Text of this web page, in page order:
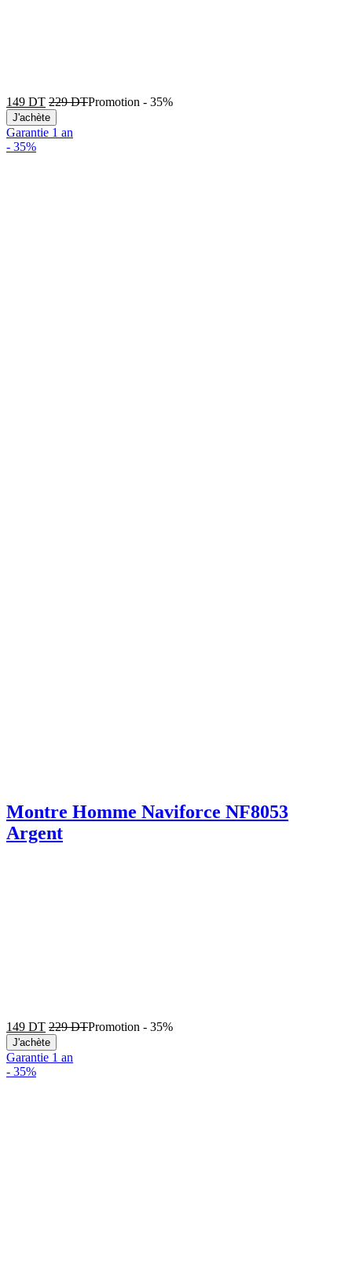
149 DT 229DTPromotion - 35%
J'achète
Garantie 1 an
- 35%
Montre Homme Naviforce NF8053
Argent
149 DT 229DTPromotion - 35%
J'achète
Garantie 1 an
- 35%